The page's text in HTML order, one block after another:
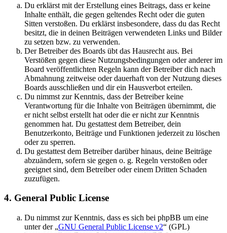
Du erklärst mit der Erstellung eines Beitrags, dass er keine
Inhalte enthält, die gegen geltendes Recht oder die guten
Sitten verstoßen. Du erklärst insbesondere, dass du das Recht
besitzt, die in deinen Beiträgen verwendeten Links und Bilder
zu setzen bzw. zu verwenden.
Der Betreiber des Boards übt das Hausrecht aus. Bei
Verstößen gegen diese Nutzungsbedingungen oder anderer im
Board veröffentlichten Regeln kann der Betreiber dich nach
Abmahnung zeitweise oder dauerhaft von der Nutzung dieses
Boards ausschließen und dir ein Hausverbot erteilen.
Du nimmst zur Kenntnis, dass der Betreiber keine
Verantwortung für die Inhalte von Beiträgen übernimmt, die
er nicht selbst erstellt hat oder die er nicht zur Kenntnis
genommen hat. Du gestattest dem Betreiber, dein
Benutzerkonto, Beiträge und Funktionen jederzeit zu löschen
oder zu sperren.
Du gestattest dem Betreiber darüber hinaus, deine Beiträge
abzuändern, sofern sie gegen o. g. Regeln verstoßen oder
geeignet sind, dem Betreiber oder einem Dritten Schaden
zuzufügen.
4. General Public License
Du nimmst zur Kenntnis, dass es sich bei phpBB um eine
unter der „GNU General Public License v2“ (GPL)